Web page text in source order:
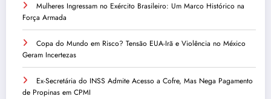
Mulheres Ingressam no Exército Brasileiro: Um Marco Histórico na
Força Armada
Copa do Mundo em Risco? Tensão EUA-Irã e Violência no México
Geram Incertezas
Ex-Secretária do INSS Admite Acesso a Cofre, Mas Nega Pagamento
de Propinas em CPMI